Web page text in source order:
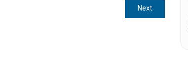
NextNext
post: